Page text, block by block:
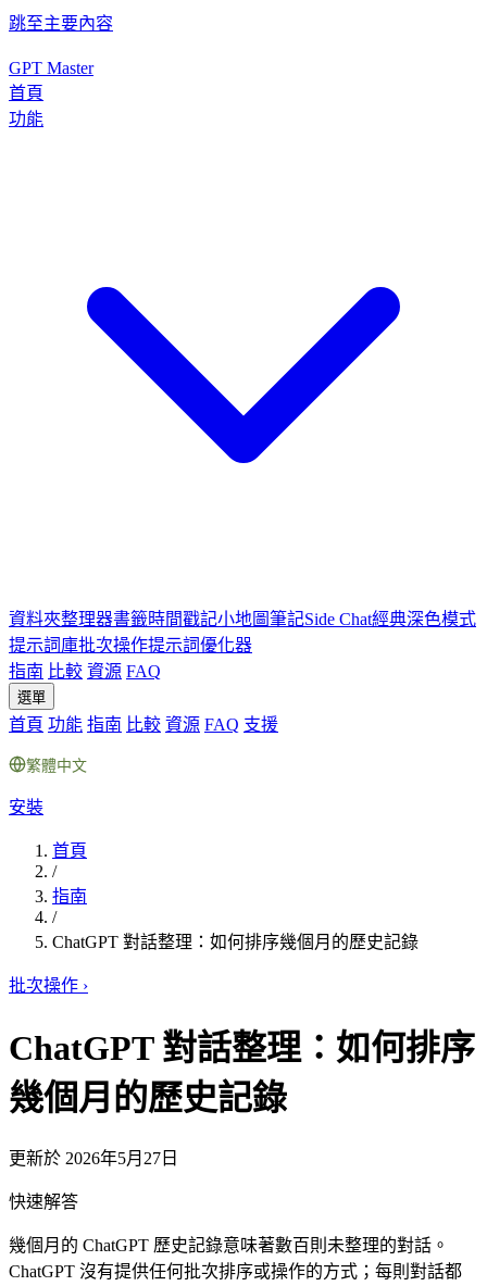
跳至主要內容
GPT Master
首頁
功能
資料夾整理器書籤時間戳記小地圖筆記Side Chat經典深色模式
提示詞庫批次操作提示詞優化器
指南 比較 資源 FAQ
選單
首頁 功能 指南 比較 資源 FAQ 支援
繁體中文
安裝
首頁
/
指南
/
ChatGPT 對話整理：如何排序幾個月的歷史記錄
批次操作 ›
ChatGPT 對話整理：如何排序
幾個月的歷史記錄
更新於 2026年5月27日
快速解答
幾個月的 ChatGPT 歷史記錄意味著數百則未整理的對話。
ChatGPT 沒有提供任何批次排序或操作的方式；每則對話都